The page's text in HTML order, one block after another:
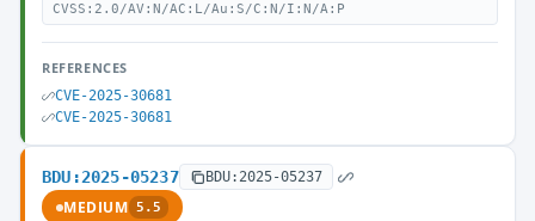
CVSS:2.0/AV:N/AC:L/Au:S/C:N/I:N/A:P
REFERENCES
CVE-2025-30681
CVE-2025-30681
BDU:2025-05237 BDU:2025-05237
MEDIUM 5.5